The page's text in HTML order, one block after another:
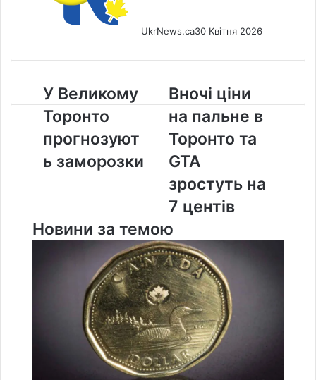
UkrNews.ca30 Квітня 2026
У
Великому
Торонто
прогнозують
заморозки
У Великому
Торонто
прогнозуют
ь заморозки
Вночі
ціни
на
пальне
Торонто
GTA
зростуть
7
центів
Вночі ціни
на пальне в
Торонто та
GTA
зростуть на
7 центів
Новини за темою